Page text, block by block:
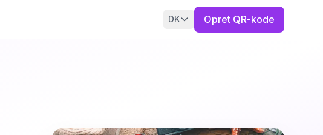
DK Opret QR-kode